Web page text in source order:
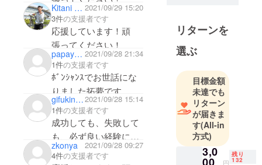
Kitani Ryo 2021/09/29 15:20
3件の支援者です
応援しています！頑
張ってください！
papayamasan 2021/09/28 21:34
1件の支援者です
ﾎﾞﾝｼｬﾝｽでお世話にな
りました拓夢です。来
人さんの世界の頂点を
目指す挑戦を応援して
います。
gifukinoko2021/09/28 15:14
1件の支援者です
成功しても、失敗して
も、必ず良い経験にな
ります。精一杯頑張っ
zkonya
2021/09/28 09:27
4件の支援者です
競技に、
人選手を世
いで、フラ
ンスのチー
ムとの架け
橋にといま
活動してい
ます。
日本競輪選
リターンを
選ぶ
目標金額
未達でも
リターン
が届きま
す(All-in
方式)
3,0
円
残り
132